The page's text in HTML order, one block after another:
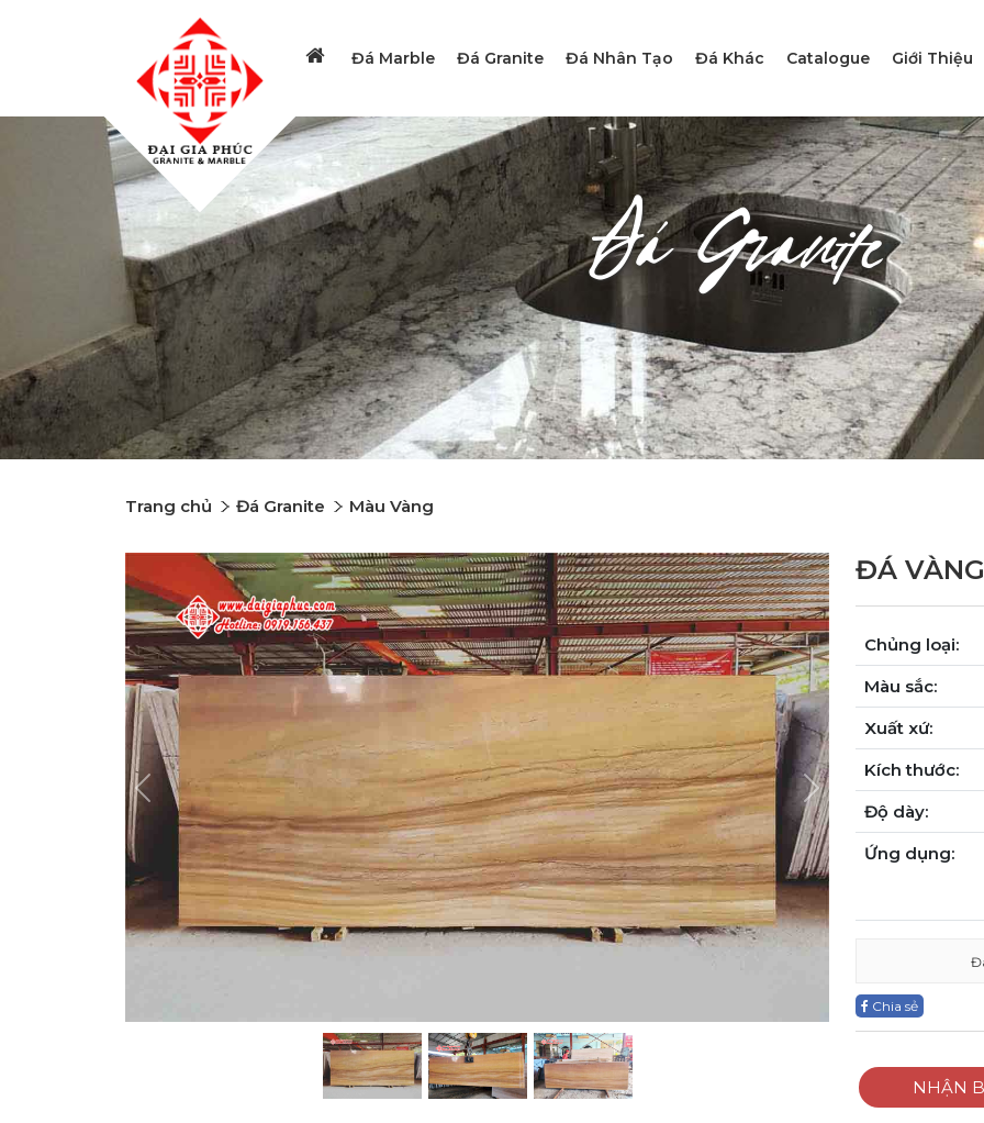
Đá Marble Đá Granite Đá Nhân Tạo Đá Khác Catalogue Giới Thiệu
Đá Granite
Trang chủ Đá Granite Màu Vàng
Previous Next
ĐÁ
Chủng loại:
Màu sắc:
Xuất xứ:
Kích thước:
Độ dày:
Ứng dụng:
Chia sẻ
NHẬN